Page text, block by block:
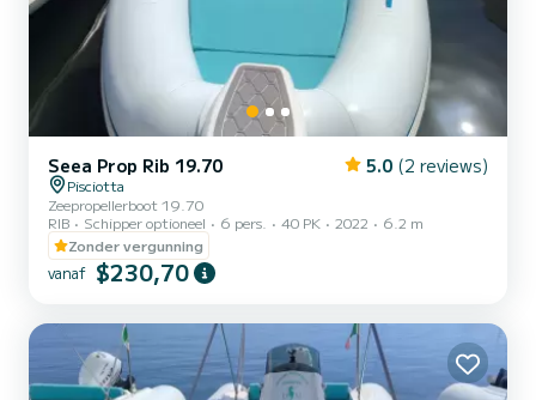
Seea Prop Rib 19.70 5.0 (2 reviews)
Pisciotta
Zeepropellerboot 19.70
RIB
Schipper optioneel 6 pers. 40 PK 2022
6.2 m
Zonder vergunning
vanaf $230,70